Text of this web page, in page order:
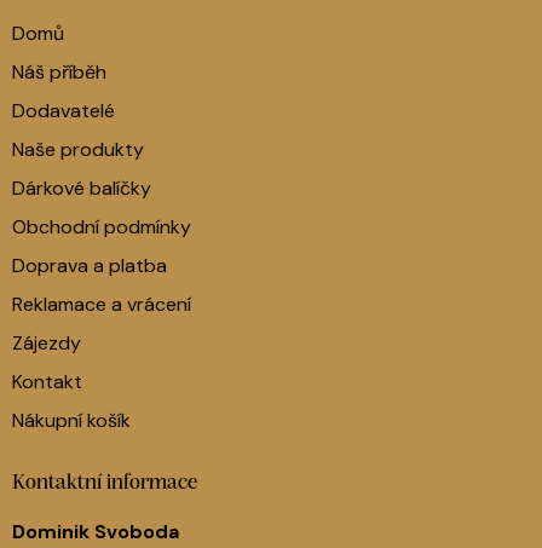
Domů
Náš příběh
Dodavatelé
Naše produkty
Dárkové balíčky
Obchodní podmínky
Doprava a platba
Reklamace a vrácení
Zájezdy
Kontakt
Nákupní košík
Kontaktní informace
Dominik Svoboda